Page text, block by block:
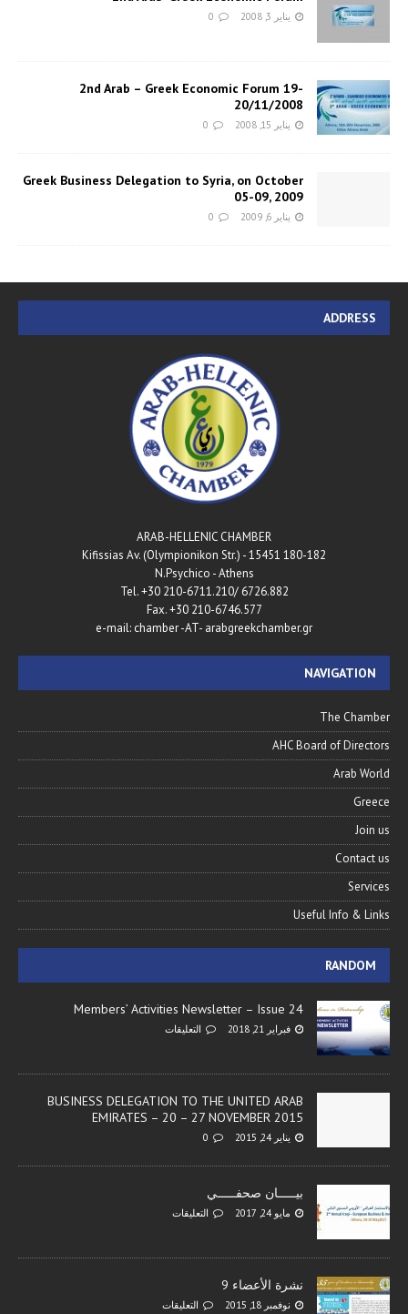
يناير 3, 2008 0
2nd Arab – Greek Economic Forum 19-
20/11/2008
يناير 15, 2008 0
Greek Business Delegation to Syria, on October
05-09, 2009
يناير 6, 2009 0
ADDRESS
ARAB-HELLENIC CHAMBER
180-182 Kifissias Av. (Olympionikon Str.) - 15451
N.Psychico - Athens
Tel. +30 210-6711.210/ 6726.882
Fax. +30 210-6746.577
e-mail: chamber -AT- arabgreekchamber.gr
NAVIGATION
The Chamber
AHC Board of Directors
Arab World
Greece
Join us
Contact us
Services
Useful Info & Links
RANDOM
Members’ Activities Newsletter – Issue 24
فبراير 21, 2018 التعليقات
BUSINESS DELEGATION TO THE UNITED ARAB
EMIRATES – 20 – 27 NOVEMBER 2015
يناير 24, 2015 0
بيـــــان صحفـــــي
مايو 24, 2017 التعليقات
نشرة الأعضاء 9
نوفمبر 18, 2015 التعليقات